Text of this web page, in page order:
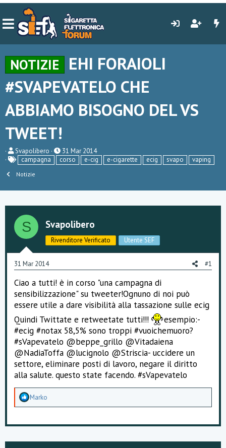
NOTIZIE
EHI FORAIOLI
#SVAPEVATELO CHE
ABBIAMO BISOGNO DEL VS
TWEET!
C
r
e
a
o
e
i
s
s
s
i
o
n
e
Svapolibero
D
a
t
i
n
z
i
o
31 Mar 2014
campagna
corso e-cig e-cigarette ecig svapo vaping
Notizie
S Svapolibero
Rivenditore Verificato Utente SEF
31 Mar 2014 #1
Ciao a tutti! è in corso "una campagna di
sensibilizzazione" su tweeter!Ognuno di noi può
essere utile a dare visibilità alla tassazione sulle ecig
Quindi Twittate e retweetate tutti!!!
esempio:-
#ecig #notax 58,5% sono troppi #vuoichemuoro?
#sVapevatelo @beppe_grillo @Vitadaiena
@NadiaToffa @lucignolo @Striscia- uccidere un
settore, eliminare posti di lavoro, negare il diritto
alla salute. questo state facendo. #sVapevatelo
A
e
Marko